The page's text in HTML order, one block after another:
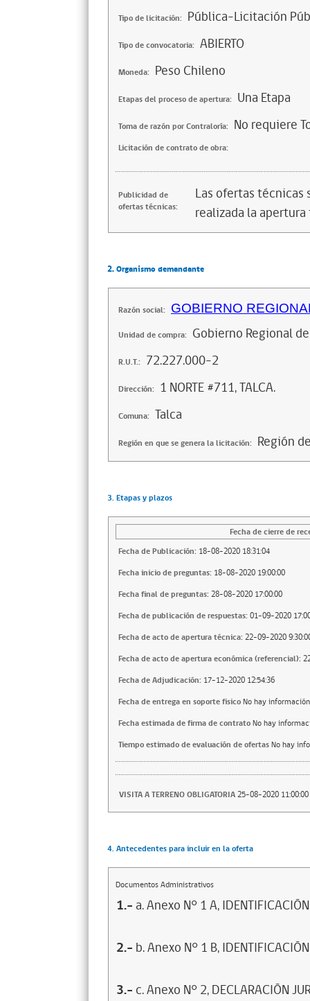
Tipo de licitación: Pública-Licitación
Tipo de convocatoria: ABIERTO
Moneda: Peso Chileno
Etapas del proceso de apertura: Una Etapa
Toma de razón por Contraloría: No requiere
Licitación de contrato de obra:
Publicidad de
ofertas técnicas:
Las ofertas
realizada la
2. Organismo demandante
Razón social: GOBIERNO
Unidad de compra: Gobierno Regional
R.U.T.: 72.227.000-2
Dirección: 1 NORTE #711, TALCA.
Comuna: Talca
Región en que se genera la licitación: Región
3. Etapas y plazos
Fecha de cierre de
Fecha de Publicación: 18-08-2020 18:31:04
Fecha inicio de preguntas: 18-08-2020 19:00:00
Fecha final de preguntas: 28-08-2020 17:00:00
Fecha de publicación de respuestas: 01-09-2020
Fecha de acto de apertura técnica: 22-09-2020
Fecha de acto de apertura económica (referencial):
Fecha de Adjudicación: 17-12-2020 12:54:36
Fecha de entrega en soporte fisicoNo hay información
Fecha estimada de firma de contratoNo hay
Tiempo estimado de evaluación de ofertasNo hay
VISITA A TERRENO OBLIGATORIA25-08-2020 11:00:00
4. Antecedentes para incluir en la oferta
Documentos Administrativos
1.- a. Anexo N° 1 A,
2.- b. Anexo N° 1 B,
3.- c. Anexo N° 2, DECLARACIÓN